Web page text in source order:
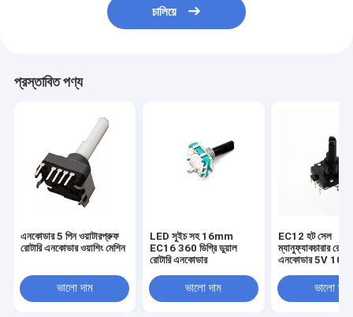
চালিয়ে
প্রস্তাবিত পণ্য
এনকোডার 5 পিন ওয়াটারপ্রুফ
রোটারি এনকোডার ওয়াশিং মেশিন
ভালো দাম
LED সুইচ সহ 16mm
EC16 360 ডিগ্রি ডুয়াল
রোটারি এনকোডার
ভালো দাম
EC12 হট সেল
ম্যানুফ্যাকচারার
এনকোডার 5V
ভালো দাম